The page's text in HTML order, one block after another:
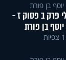
בן פורת
פרק ב פסוק ז -
בן פורת